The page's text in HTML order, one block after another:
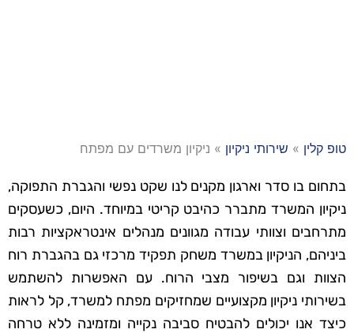
טופ קלין » שירותי ניקיון » ניקיון משרדים עם מפתח
בתחום בו סדר וארגון מקנים לנו שקט נפשי והגברת התפוקה,
ניקיון המשרד מתברר כהיבט קריטי במיוחד. היום, כשעסקים
מתרחבים וצוותי עבודה מגוונים מנהלים אינטראקציות רבות
ביניהם, הניקיון במשרד משחק תפקיד מרכזי גם בהגברת רוח
הצוות וגם בשיפור מצבי הרוח. עם האפשרות להשתמש
בשירותי ניקיון מקצועיים שמחזיקים מפתח למשרד, קל לראות
כיצד אנו יכולים להבטיח סביבה נקייה ומזמינה ללא טרחה